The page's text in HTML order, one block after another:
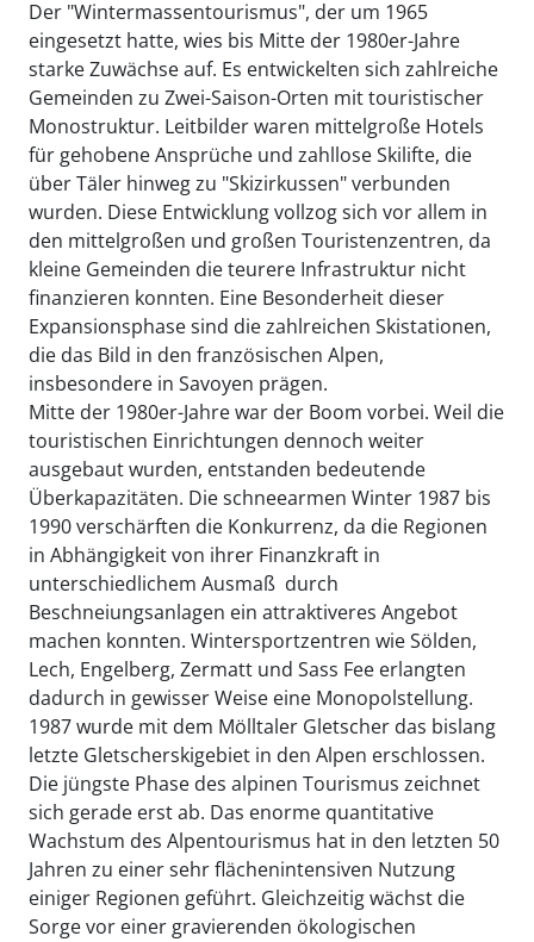
Der "Wintermassentourismus", der um 1965
eingesetzt hatte, wies bis Mitte der 1980er-Jahre
starke Zuwächse auf. Es entwickelten sich zahlreiche
Gemeinden zu Zwei-Saison-Orten mit touristischer
Monostruktur. Leitbilder waren mittelgroße Hotels
für gehobene Ansprüche und zahllose Skilifte, die
über Täler hinweg zu "Skizirkussen" verbunden
wurden. Diese Entwicklung vollzog sich vor allem in
den mittelgroßen und großen Touristenzentren, da
kleine Gemeinden die teurere Infrastruktur nicht
finanzieren konnten. Eine Besonderheit dieser
Expansionsphase sind die zahlreichen Skistationen,
die das Bild in den französischen Alpen,
insbesondere in Savoyen prägen.
Mitte der 1980er-Jahre war der Boom vorbei. Weil die
touristischen Einrichtungen dennoch weiter
ausgebaut wurden, entstanden bedeutende
Überkapazitäten. Die schneearmen Winter 1987 bis
1990 verschärften die Konkurrenz, da die Regionen 
in Abhängigkeit von ihrer Finanzkraft in
unterschiedlichem Ausmaß  durch
Beschneiungsanlagen ein attraktiveres Angebot
machen konnten. Wintersportzentren wie Sölden,
Lech, Engelberg, Zermatt und Sass Fee erlangten
dadurch in gewisser Weise eine Monopolstellung.
1987 wurde mit dem Mölltaler Gletscher das bislang
letzte Gletscherskigebiet in den Alpen erschlossen.
Die jüngste Phase des alpinen Tourismus zeichnet
sich gerade erst ab. Das enorme quantitative
Wachstum des Alpentourismus hat in den letzten 50
Jahren zu einer sehr flächenintensiven Nutzung
einiger Regionen geführt. Gleichzeitig wächst die
Sorge vor einer gravierenden ökologischen